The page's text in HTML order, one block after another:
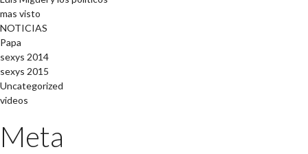
mas visto
NOTICIAS
Papa
sexys 2014
sexys 2015
Uncategorized
videos
Meta